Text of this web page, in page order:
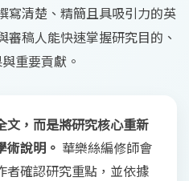
寫清楚、精簡且具吸引力的英
稿人能快速掌握研究目的、
重要貢獻。
文，而是將研究核心重新
術說明。 華樂絲編修師會
者確認研究重點，並依據